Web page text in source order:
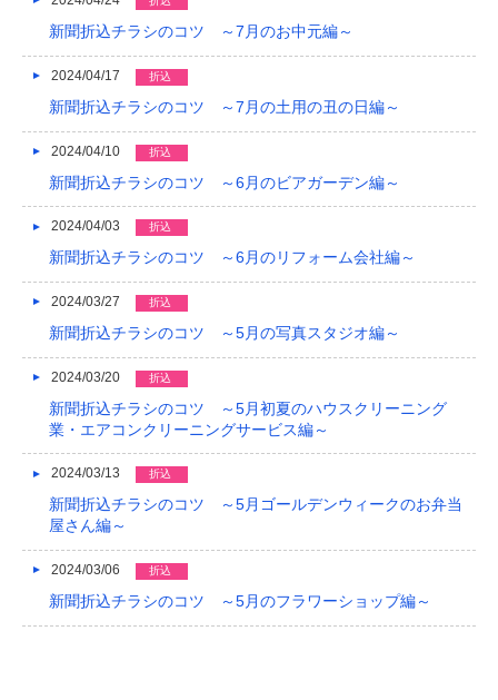
新聞折込チラシのコツ ～7月のお中元編～
2024/04/17 折込
新聞折込チラシのコツ ～7月の土用の丑の日編～
2024/04/10 折込
新聞折込チラシのコツ ～6月のビアガーデン編～
2024/04/03 折込
新聞折込チラシのコツ ～6月のリフォーム会社編～
2024/03/27 折込
新聞折込チラシのコツ ～5月の写真スタジオ編～
2024/03/20 折込
新聞折込チラシのコツ ～5月初夏のハウスクリーニング
業・エアコンクリーニングサービス編～
2024/03/13 折込
新聞折込チラシのコツ ～5月ゴールデンウィークのお弁当
屋さん編～
2024/03/06 折込
新聞折込チラシのコツ ～5月のフラワーショップ編～